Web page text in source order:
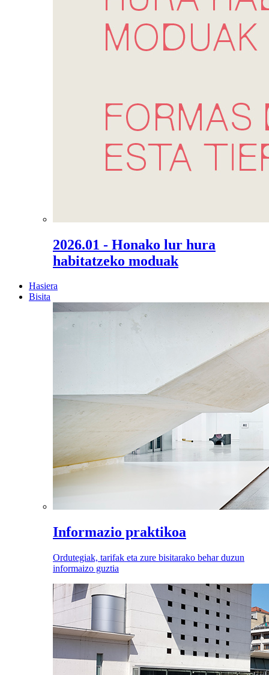
2026.01 - Honako lur hura
habitatzeko moduak
Hasiera
Bisita
Informazio praktikoa
Ordutegiak, tarifak eta zure bisitarako behar duzun
informaizo guztia